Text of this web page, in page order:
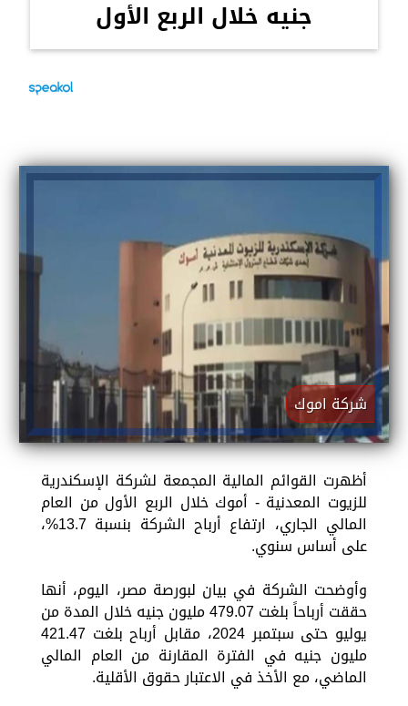
جنيه خلال الربع الأول
شركة اموك
أظهرت القوائم المالية المجمعة لشركة الإسكندرية
للزيوت المعدنية - أموك خلال الربع الأول من العام
المالي الجاري، ارتفاع أرباح الشركة بنسبة 13.7%،
على أساس سنوي.
وأوضحت الشركة في بيان لبورصة مصر، اليوم، أنها
حققت أرباحاً بلغت 479.07 مليون جنيه خلال المدة من
يوليو حتى سبتمبر 2024، مقابل أرباح بلغت 421.47
مليون جنيه في الفترة المقارنة من العام المالي
الماضي، مع الأخذ في الاعتبار حقوق الأقلية.